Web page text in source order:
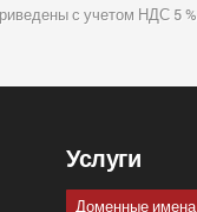
с учетом НДС 5 %
Услуги
Доменные имена